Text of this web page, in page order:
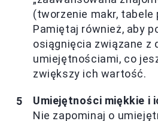
(tworzenie makr, tabele
Pamiętaj również, aby
osiągnięcia związane z
umiejętnościami, co
zwiększy ich wartość.
Umiejętności miękkie i
Nie zapominaj o